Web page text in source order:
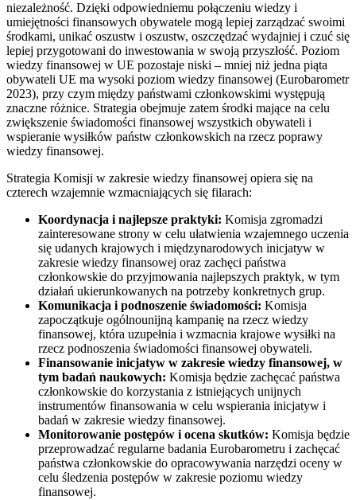
niezależność. Dzięki odpowiedniemu połączeniu wiedzy i
umiejętności finansowych obywatele mogą lepiej zarządzać swoimi
środkami, unikać oszustw i oszustw, oszczędzać wydajniej i czuć się
lepiej przygotowani do inwestowania w swoją przyszłość. Poziom
wiedzy finansowej w UE pozostaje niski – mniej niż jedna piąta
obywateli UE ma wysoki poziom wiedzy finansowej (Eurobarometr
2023), przy czym między państwami członkowskimi występują
znaczne różnice. Strategia obejmuje zatem środki mające na celu
zwiększenie świadomości finansowej wszystkich obywateli i
wspieranie wysiłków państw członkowskich na rzecz poprawy
wiedzy finansowej.
Strategia Komisji w zakresie wiedzy finansowej opiera się na
czterech wzajemnie wzmacniających się filarach:
Koordynacja i najlepsze praktyki: Komisja zgromadzi
zainteresowane strony w celu ułatwienia wzajemnego uczenia
się udanych krajowych i międzynarodowych inicjatyw w
zakresie wiedzy finansowej oraz zachęci państwa
członkowskie do przyjmowania najlepszych praktyk, w tym
działań ukierunkowanych na potrzeby konkretnych grup.
Komunikacja i podnoszenie świadomości: Komisja
zapoczątkuje ogólnounijną kampanię na rzecz wiedzy
finansowej, która uzupełnia i wzmacnia krajowe wysiłki na
rzecz podnoszenia świadomości finansowej obywateli.
Finansowanie inicjatyw w zakresie wiedzy finansowej, w
tym badań naukowych: Komisja będzie zachęcać państwa
członkowskie do korzystania z istniejących unijnych
instrumentów finansowania w celu wspierania inicjatyw i
badań w zakresie wiedzy finansowej.
Monitorowanie postępów i ocena skutków: Komisja będzie
przeprowadzać regularne badania Eurobarometru i zachęcać
państwa członkowskie do opracowywania narzędzi oceny w
celu śledzenia postępów w zakresie poziomu wiedzy
finansowej.